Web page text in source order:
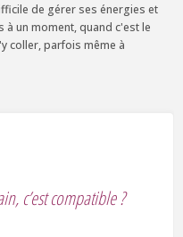
de gérer ses énergies et
un moment, quand c'est le
coller, parfois même à
c’est compatible ?